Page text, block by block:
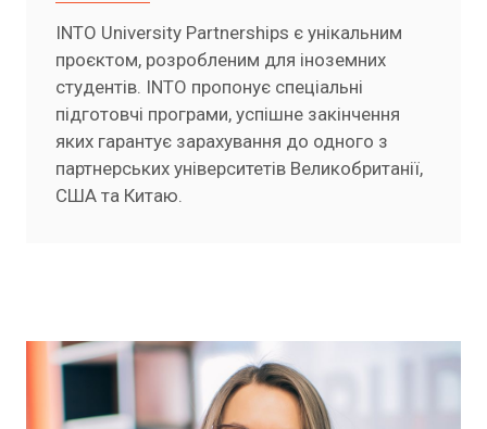
INTO University Partnerships є унікальним
проєктом, розробленим для іноземних
студентів. INTO пропонує спеціальні
підготовчі програми, успішне закінчення
яких гарантує зарахування до одного з
партнерських університетів Великобританії,
США та Китаю.